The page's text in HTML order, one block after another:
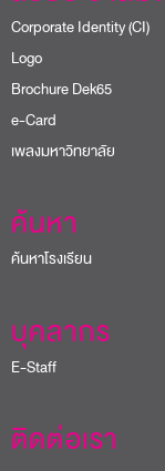
Corporate Identity (CI)
Logo
Brochure Dek65
e-Card
เพลงมหาวิทยาลัย
ค้นหา
ค้นหาโรงเรียน
บุคลากร
E-Staff
ติดต่อเรา